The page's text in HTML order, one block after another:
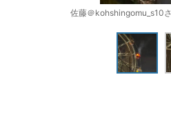
佐藤＠kohshingomu_s10